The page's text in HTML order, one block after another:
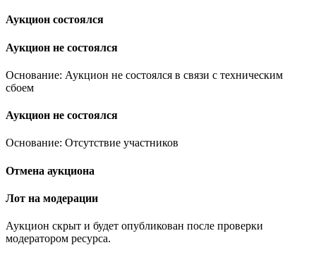
Аукцион состоялся
Аукцион не состоялся
Основание: Аукцион не состоялся в связи с техническим
сбоем
Аукцион не состоялся
Основание: Отсутствие участников
Отмена аукциона
Лот на модерации
Аукцион скрыт и будет опубликован после проверки
модератором ресурса.